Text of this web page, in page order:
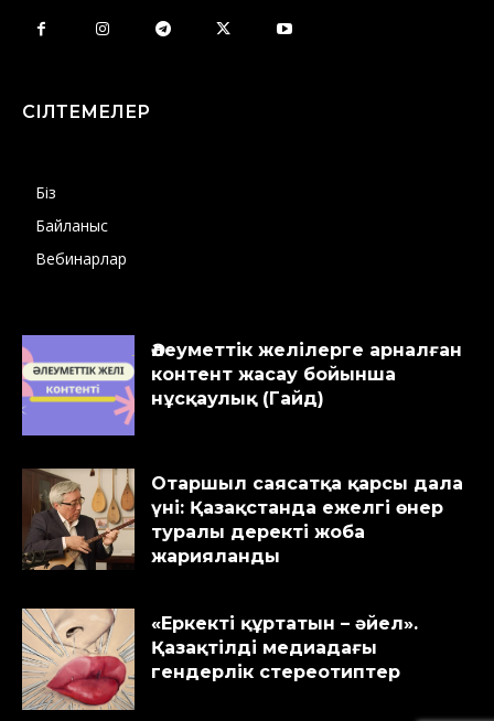
СІЛТЕМЕЛЕР
Біз
Байланыс
Вебинарлар
Әлеуметтік желілерге арналған
контент жасау бойынша
нұсқаулық (Гайд)
Отаршыл саясатқа қарсы дала
үні: Қазақстанда ежелгі өнер
туралы деректі жоба
жарияланды
«Еркекті құртатын – әйел».
Қазақтілді медиадағы
гендерлік стереотиптер